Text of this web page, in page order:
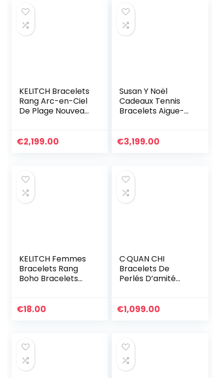
KELITCH Bracelets
Rang Arc-en-Ciel
De Plage Nouveau
Cadeau D’été
€2,199.00
Susan Y Noël
Cadeaux Tennis
Bracelets Aigue-
Bracelet Bijoux
Personnalisé
Graduation
Cadeaux
€3,199.00
KELITCH Femmes
Bracelets Rang
Boho Bracelets
D’été Plage
€18.00
C·QUAN CHI
Bracelets De
Perlés D’amité
Lettre Bracelets
Charm De Mode
Pour Les Filles
€1,099.00